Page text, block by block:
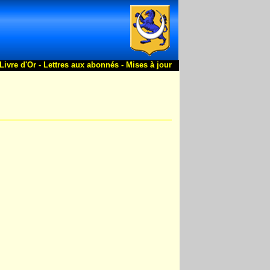
Livre d'Or - Lettres aux abonnés - Mises à jour